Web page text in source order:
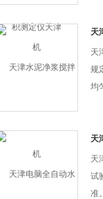
水
天
天
规
均
建
及
的
天
试
天
试
准